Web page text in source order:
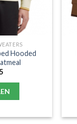
Hooded